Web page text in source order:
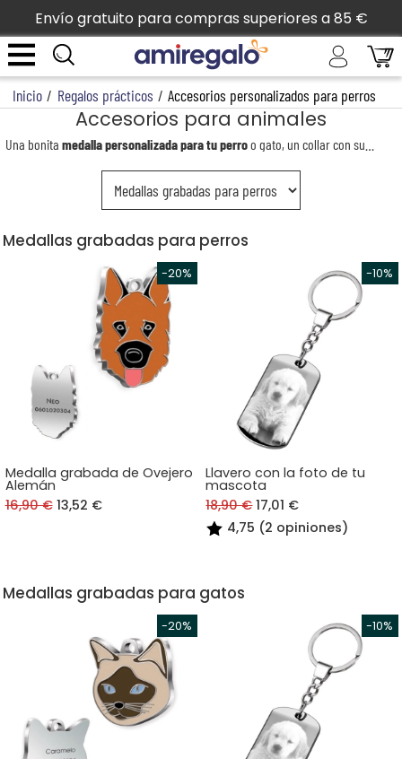
Envío gratuito para compras superiores a 85 €
Inicio / Regalos prácticos / Accesorios personalizados para perros
Accesorios para animales
Una bonita medalla personalizada para tu perroo gato, un collar con su nombre o una cesta con su foto... ¡Regale a tu mascota una sorpresa única! Para su cumpleaños personaliza una nueva medalla o una nueva correa con su cara. No pierdas la oportunidad de hacerle saber a tu mascota que pertenece a la familia. Haz que nuestro diseñador gráfico dibuje su retrato a lápiz y lo coloque con orgullo encima de su cesta.
Medallas grabadas para perros
Medalla grabada de Ovejero
Alemán
16,90 €13,52 €
Llavero con la foto de tu
mascota
18,90 €17,01 €
4,75 (2 opiniones)
Medallas grabadas para gatos